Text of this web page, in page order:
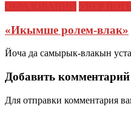
«Икымше ролем-влак»
Йоча да самырык-влакын
Добавить комментарий
Для отправки комментария